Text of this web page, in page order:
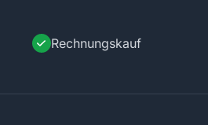
Rechnungskauf